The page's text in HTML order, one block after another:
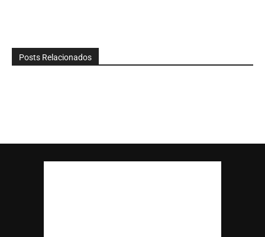
Posts Relacionados